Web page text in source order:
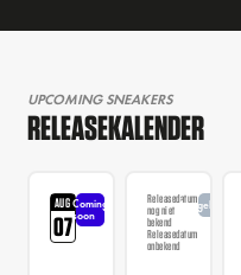
UPCOMING SNEAKERS
RELEASEKALENDER
AUG
07
Coming
soon
Releasedatum
nog niet
bekend
Releasedatum
onbekend
Aangekondigd